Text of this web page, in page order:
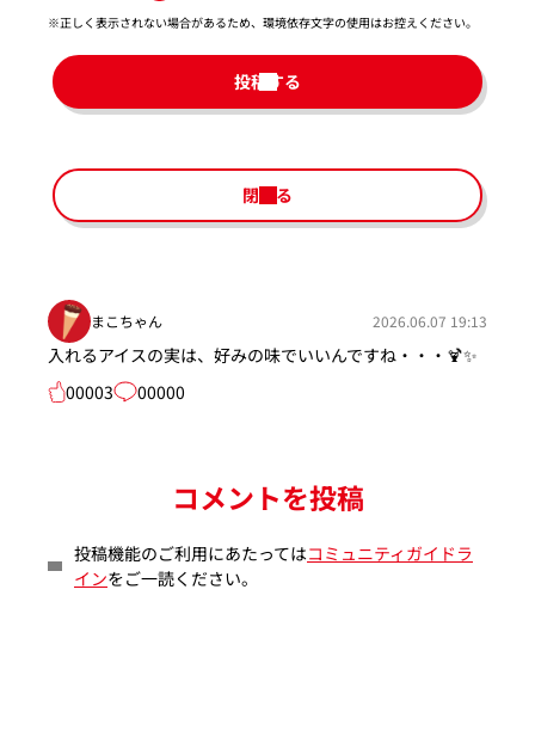
※正しく表示されない場合があるため、環境依存文字の使用はお控えください。​
投稿する
閉じる
まこちゃん 2026.06.07 19:13
入れるアイスの実は、好みの味でいいんですね・・・🍹✨
00003
00000
コメントを投稿
投稿機能のご利用にあたってはコミュニティガイドラ
インをご一読ください。